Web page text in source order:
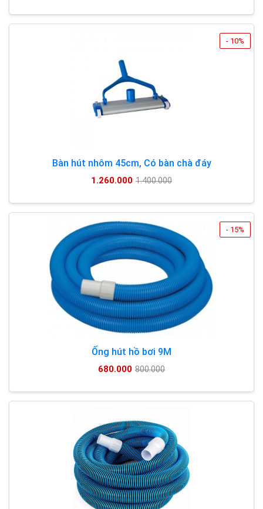
- 10%
Bàn hút nhôm 45cm, Có bàn chà đáy
1.260.000 1.400.000
- 15%
Ống hút hồ bơi 9M
680.000 800.000